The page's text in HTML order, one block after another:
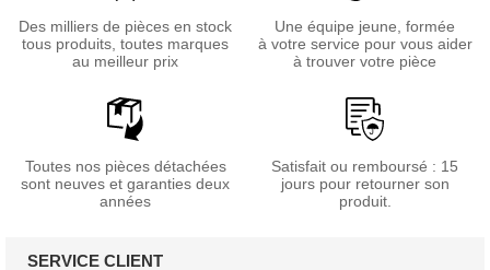
Des milliers de pièces en stock
tous produits, toutes marques
au meilleur prix
Une équipe jeune, formée
à votre service pour vous aider
à trouver votre pièce
Toutes nos pièces détachées
sont neuves et garanties deux
années
Satisfait ou remboursé : 15
jours pour retourner son
produit.
SERVICE CLIENT